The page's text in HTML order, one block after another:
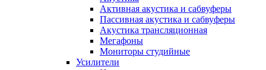
Активная акустика и сабвуферы
Пассивная акустика и сабвуферы
Акустика трансляционная
Мегафоны
Мониторы студийные
Усилители